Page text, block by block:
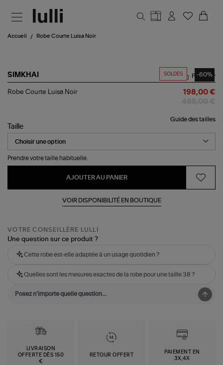
Accueil Robe Courte Luisa Noir
SOLDES -60%
SIMKHAI
Robe
Partager
Robe Courte Luisa Noir 198,00 €
Guide des tailles
Taille
Prendre votre taille habituelle.
AJOUTER AU PANIER
VOIR DISPONIBILITÉ EN BOUTIQUE
VOTRE CONSEILLÈRE LULLI
Une question sur ce produit ?
Cette robe est-elle adaptée à un usage quotidien ?
Quelles sont les mesures exactes de la robe pour une taille 38 ?
LIVRAISON
OFFERTE DÈS 150
€
RETOUR OFFERT
PAIEMENT EN
3X,4X